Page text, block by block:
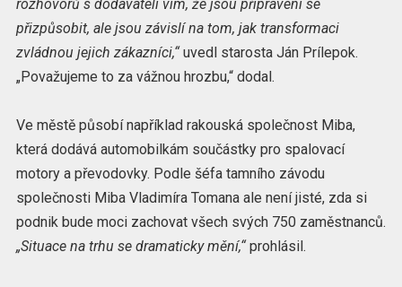
rozhovorů s dodavateli vím, že jsou připraveni se
přizpůsobit, ale jsou závislí na tom, jak transformaci
zvládnou jejich zákazníci,“uvedl starosta Ján Prílepok.
„Považujeme to za vážnou hrozbu,“ dodal.
Ve městě působí například rakouská společnost Miba,
která dodává automobilkám součástky pro spalovací
motory a převodovky. Podle šéfa tamního závodu
společnosti Miba Vladimíra Tomana ale není jisté, zda si
podnik bude moci zachovat všech svých 750 zaměstnanců.
„Situace na trhu se dramaticky mění,“prohlásil.